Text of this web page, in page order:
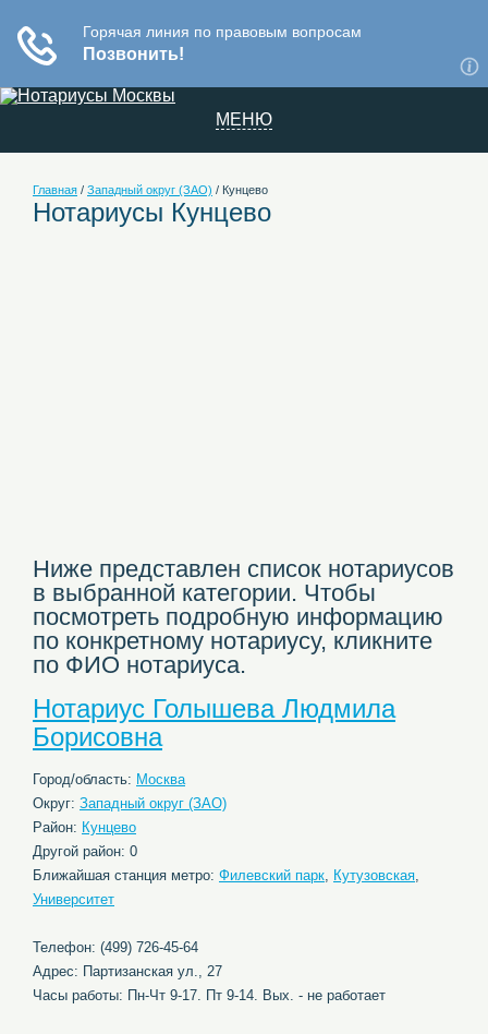
МЕНЮ
Главная / Западный округ (ЗАО) / Кунцево
Нотариусы Кунцево
Ниже представлен список нотариусов
в выбранной категории. Чтобы
посмотреть подробную информацию
по конкретному нотариусу, кликните
по ФИО нотариуса.
Нотариус Голышева Людмила
Борисовна
Город/область: Москва
Округ: Западный округ (ЗАО)
Район: Кунцево
Другой район: 0
Ближайшая станция метро: Филевский парк, Кутузовская,
Университет
Телефон: (499) 726-45-64
Адрес: Партизанская ул., 27
Часы работы: Пн-Чт 9-17. Пт 9-14. Вых. - не работает